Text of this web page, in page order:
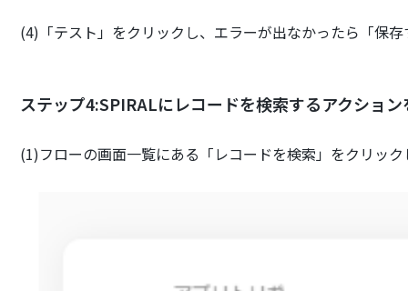
(4)「テスト」をクリックし、エラーが出なかったら「保
ステップ4:SPIRALにレコードを検索するアクショ
(1)フローの画面一覧にある「レコードを検索」をクリック